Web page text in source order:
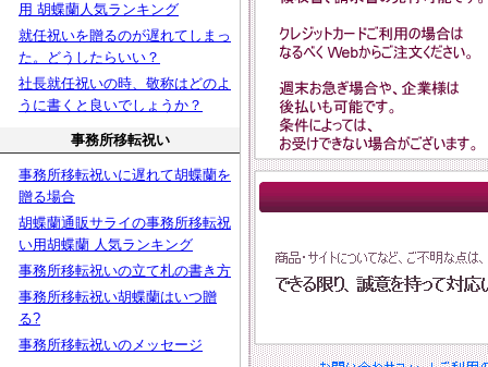
用 胡蝶蘭人気ランキング
就任祝いを贈るのが遅れてしまっ
た。どうしたらいい？
社長就任祝いの時、敬称はどのよ
うに書くと良いでしょうか？
事務所移転祝い
事務所移転祝いに遅れて胡蝶蘭を
贈る場合
胡蝶蘭通販サライの事務所移転祝
い用胡蝶蘭 人気ランキング
事務所移転祝いの立て札の書き方
事務所移転祝い胡蝶蘭はいつ贈
る?
事務所移転祝いのメッセージ